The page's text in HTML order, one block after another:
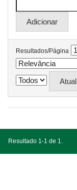
Resultados/Página
Resultado 1-1 de 1.